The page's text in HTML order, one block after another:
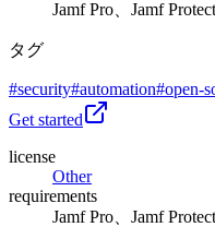
Jamf Pro、Jamf Protect
タグ
#security#automation#open-
Get started
license
Other
requirements
Jamf Pro、Jamf Protect